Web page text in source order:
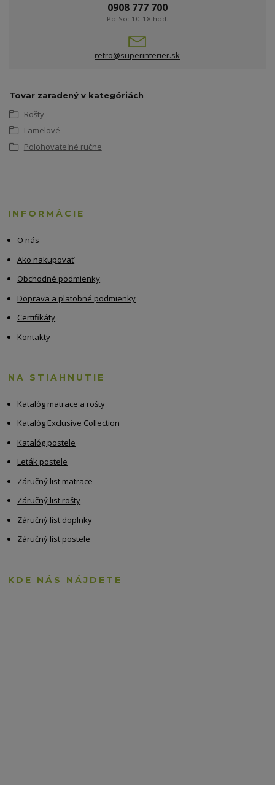
0908 777 700
Po-So: 10-18 hod.
retro@superinterier.sk
Tovar zaradený v kategóriách
Rošty
Lamelové
Polohovateľné ručne
INFORMÁCIE
O nás
Ako nakupovať
Obchodné podmienky
Doprava a platobné podmienky
Certifikáty
Kontakty
NA STIAHNUTIE
Katalóg matrace a rošty
Katalóg Exclusive Collection
Katalóg postele
Leták postele
Záručný list matrace
Záručný list rošty
Záručný list doplnky
Záručný list postele
KDE NÁS NÁJDETE